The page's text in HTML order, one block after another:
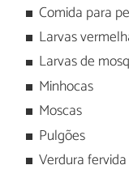
Comida para
Larvas
Larvas de
Minhocas
Moscas
Pulgões
Verdura fervida